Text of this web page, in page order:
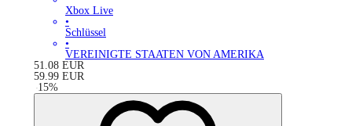
Xbox Live
•
Schlüssel
•
VEREINIGTE STAATEN VON AMERIKA
51.08 EUR
59.99 EUR
-15%